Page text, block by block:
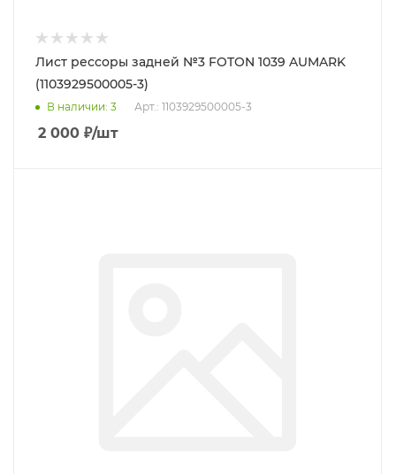
Лист рессоры задней №3 FOTON 1039 AUMARK
(1103929500005-3)
В наличии: 3 Арт.: 1103929500005-3
2 000 ₽/шт